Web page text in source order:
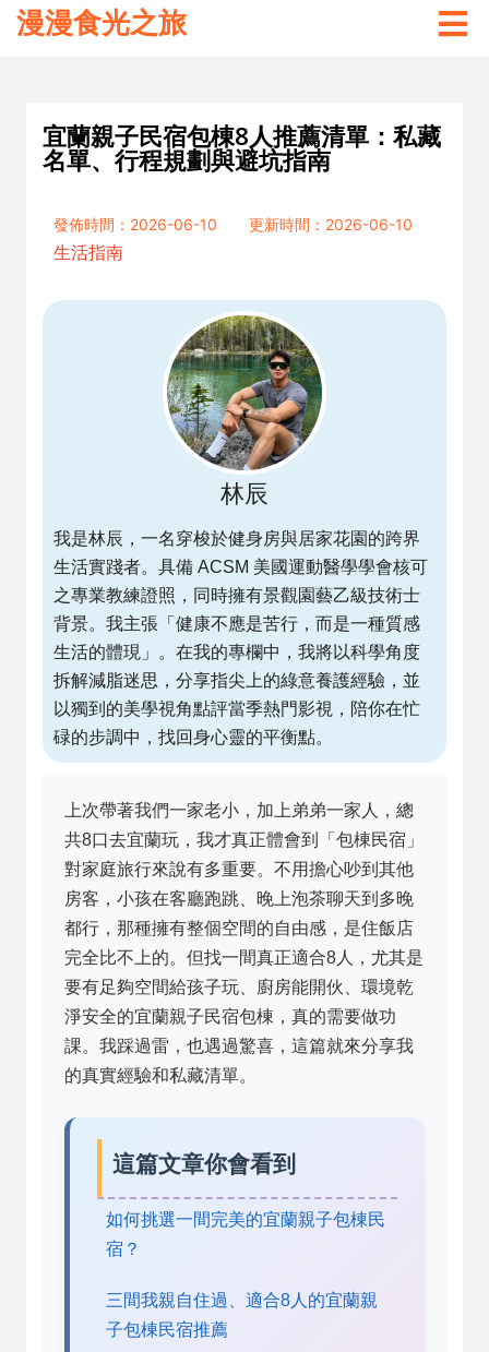
漫漫食光之旅
宜蘭親子民宿包棟8人推薦清單：私藏
名單、行程規劃與避坑指南
發佈時間：2026-06-10
更新時間：2026-06-10
生活指南
林辰
我是林辰，一名穿梭於健身房與居家花園的跨界
生活實踐者。具備 ACSM 美國運動醫學學會核可
之專業教練證照，同時擁有景觀園藝乙級技術士
背景。我主張「健康不應是苦行，而是一種質感
生活的體現」。在我的專欄中，我將以科學角度
拆解減脂迷思，分享指尖上的綠意養護經驗，並
以獨到的美學視角點評當季熱門影視，陪你在忙
碌的步調中，找回身心靈的平衡點。
上次帶著我們一家老小，加上弟弟一家人，總
共8口去宜蘭玩，我才真正體會到「包棟民宿」
對家庭旅行來說有多重要。不用擔心吵到其他
房客，小孩在客廳跑跳、晚上泡茶聊天到多晚
都行，那種擁有整個空間的自由感，是住飯店
完全比不上的。但找一間真正適合8人，尤其是
要有足夠空間給孩子玩、廚房能開伙、環境乾
淨安全的宜蘭親子民宿包棟，真的需要做功
課。我踩過雷，也遇過驚喜，這篇就來分享我
的真實經驗和私藏清單。
這篇文章你會看到
如何挑選一間完美的宜蘭親子包棟民
宿？
三間我親自住過、適合8人的宜蘭親
子包棟民宿推薦